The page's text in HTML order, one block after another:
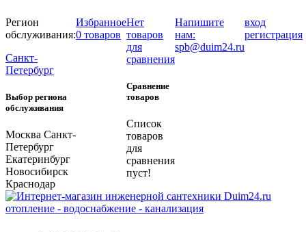
Регион
обслуживания:
Санкт-
Петербург
Выбор региона
обслуживания
Москва Санкт-
Петербург
Екатеринбург
Новосибирск
Краснодар
Избранное
0 товаров
Нет
товаров
для
сравнения
Сравнение
товаров
Список
товаров
для
сравнения
пуст!
Напишите
нам:
spb@duim24.ru
вход
регистрация
отопление - водоснабжение - канализация